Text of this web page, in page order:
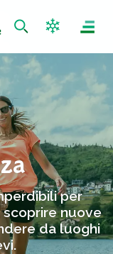
per
nuove
da luoghi